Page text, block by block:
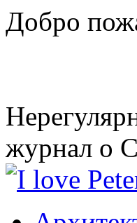
Добро
журнал о